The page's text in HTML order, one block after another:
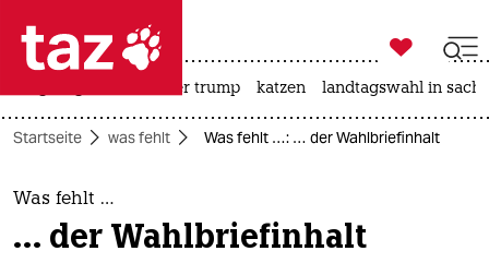
 taz zahl ich
taz zahl ich
themen
politik

taz zahl ich
usa unter trump katzen landtagswahl in
Startseite was fehlt Was fehlt …: … der Wahlbriefinhalt
Was fehlt …
… der Wahlbriefinhalt